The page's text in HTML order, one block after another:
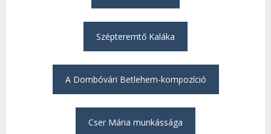
Szépteremtő Kaláka
A Dombóvári Betlehem-kompozíció
Cser Mária munkássága